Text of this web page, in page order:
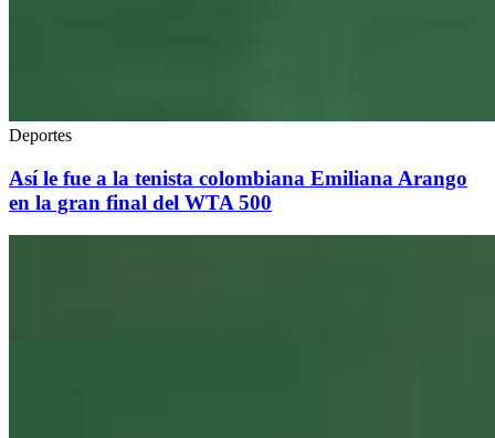
Deportes
Así le fue a la tenista colombiana Emiliana Arango
en la gran final del WTA 500